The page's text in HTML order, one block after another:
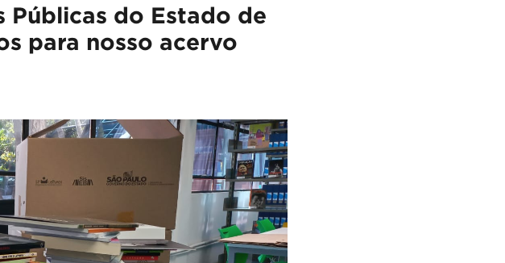
Públicas do Estado de
para nosso acervo